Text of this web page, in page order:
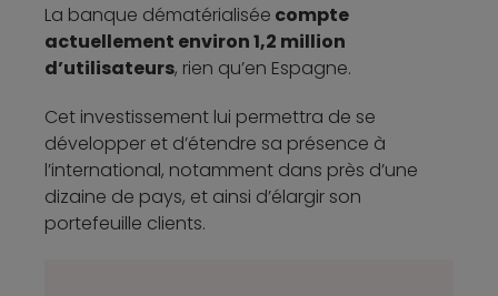
La banque dématérialisée compte
actuellement environ 1,2 million
d’utilisateurs, rien qu’en Espagne.
Cet investissement lui permettra de se
développer et d’étendre sa présence à
l’international, notamment dans près d’une
dizaine de pays, et ainsi d’élargir son
portefeuille clients.